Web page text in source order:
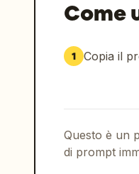
Come
1 Copia il
Questo è un
di prompt